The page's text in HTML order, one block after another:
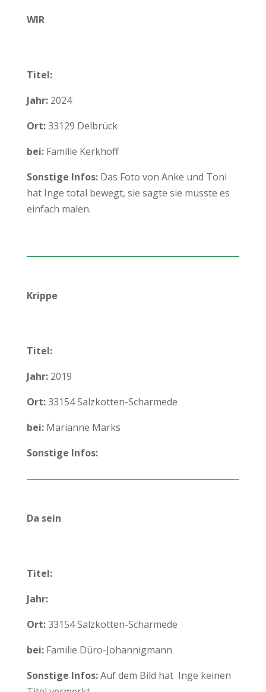
WIR
Titel:
Jahr: 2024
Ort:33129 Delbrück
bei:Familie Kerkhoff
Sonstige Infos: Das Foto von Anke und Toni
hat Inge total bewegt, sie sagte sie musste es
einfach malen.
Krippe
Titel:
Jahr: 2019
Ort:33154 Salzkotten-Scharmede
bei: Marianne Marks
Sonstige Infos:
Da sein
Titel:
Jahr:
Ort:33154 Salzkotten-Scharmede
bei: Familie Düro-Johannigmann
Sonstige Infos:Auf dem Bild hat Inge keinen